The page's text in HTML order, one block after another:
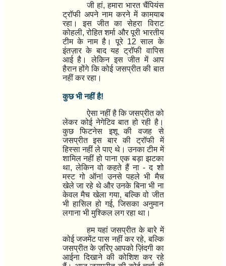
जी हां, हमारा भारतचैंपियंस
ट्रॉफीअपने नाम करने में कामयाब
रहा। इस जीत का सेहराविराट
कोहली, रोहित शर्मा और पूरी भारतीय
टीमके नाम है। पूरे 12 साल के
इंतज़ारके बाद यह ट्रॉफी वापिस
आई है। लेकिन इस जीत में आप
हैरान होंगे किकोई जसप्रीत की बात
नहीं कर रहा।
कुछ भी नहीं है!
ऐसा नहीं है कि जसप्रीत को
लेकर कोई नेगेटिव बात हो रही है।
कुछफिटनेस इशूकी वजह से
जसप्रीत इस बार की ट्रॉफी में
हिस्सा नहीं ले पाए थे। उनका टीम में
शामिल नहीं हो पाना एक बड़ा झटका
था, लेकिनवो कहते हैं ना - द शो
मस्ट गो ऑन! उनसे पहले भी मैच
खेले जा रहे थे और उनके बिना भी ना
केवल मैच खेला गया, बल्कि वो जीत
भी हासिल हो गई, जिसका अनुमान
लगाना भी मुश्किल लग रहा था।
हम यहांजसप्रीत के बारे में
कोई जजमेंट पास नहीं कर रहे, बल्कि
जसप्रीत के ज़रिए आपकोज़िंदगी का
आईनादिखाने की कोशिश कर रहे